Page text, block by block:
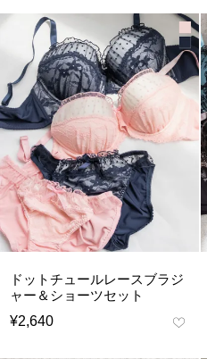
ドットチュールレースブラジ
ャー＆ショーツセット
¥2,640